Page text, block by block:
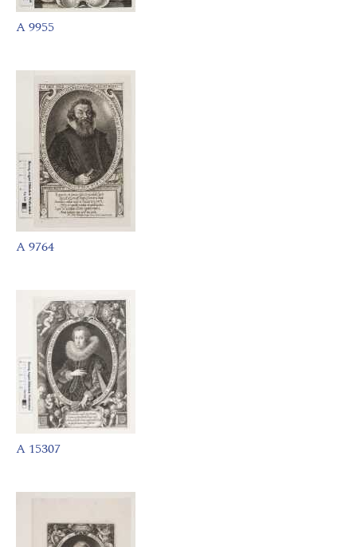
A 9955
A 9764
A 15307